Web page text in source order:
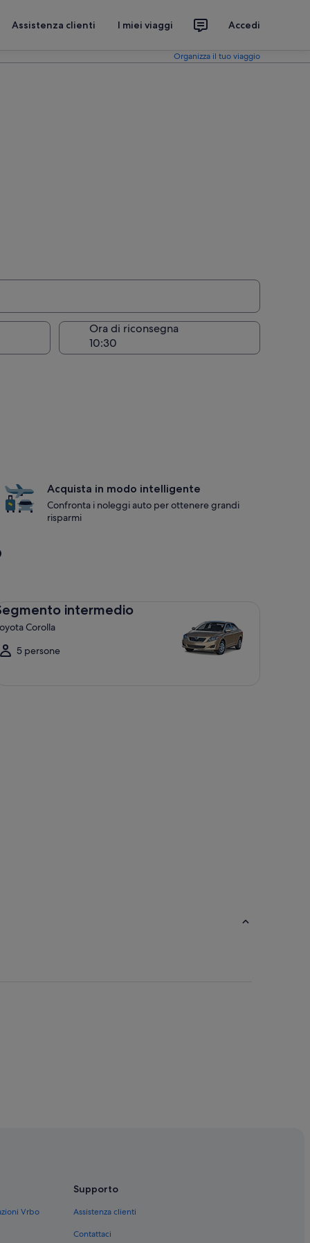
Assistenza clienti I miei viaggi Accedi
Organizza il tuo viaggio
Ora di riconsegna
Acquista in modo intelligente
Confronta i noleggi auto per ottenere grandi
risparmi
intermedio
Corolla
5 persone
Vrbo
Supporto
Assistenza clienti
Contattaci